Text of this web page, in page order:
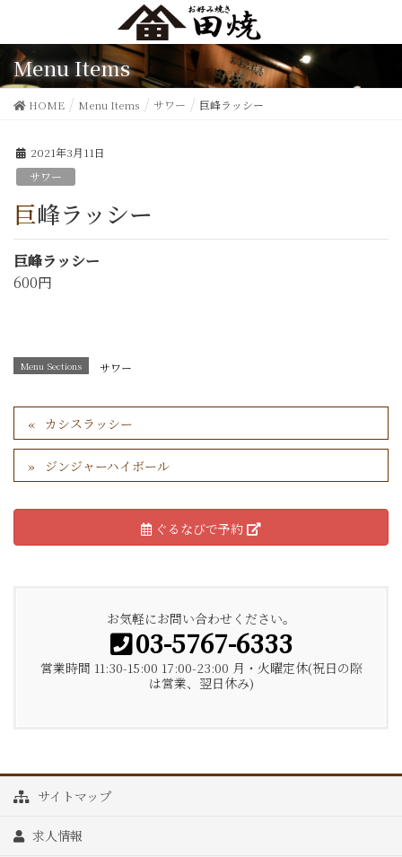
Menu Items
HOME Menu Items サワー 巨峰ラッシー
2021年3月11日
サワー
巨峰ラッシー
巨峰ラッシー
600円
Menu Sections サワー
カシスラッシー
ジンジャーハイボール
ぐるなびで予約
お気軽にお問い合わせください。
03-5767-6333
営業時間 11:30-15:00 17:00-23:00 月・火曜定休(祝日の際
は営業、翌日休み)
サイトマップ
求人情報